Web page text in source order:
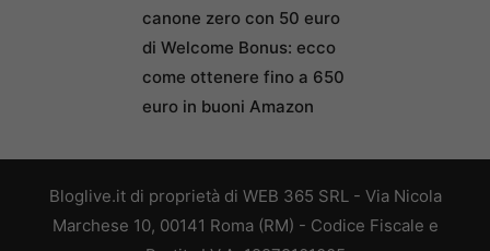
canone zero con 50 euro
di Welcome Bonus: ecco
come ottenere fino a 650
euro in buoni Amazon
Bloglive.it di proprietà di WEB 365 SRL - Via Nicola
Marchese 10, 00141 Roma (RM) - Codice Fiscale e